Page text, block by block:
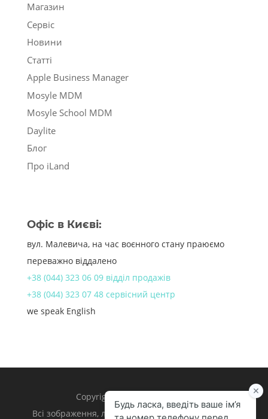
Магазин
Сервіс
Новини
Статті
Apple Business Manager
Mosyle MDM
Mosyle School MDM
Daylite
Блог
Про iLand
Офіс в Києві:
вул. Малевича, на час воєнного стану праюємо
переважно віддалено
+38 (044) 323 06 09 відділ продажів
+38 (044) 323 07 48 сервісний центр
we speak English
Copyright 1998 – 2024 iLand.
Всі зображення, логотипи та торгівельні марки є